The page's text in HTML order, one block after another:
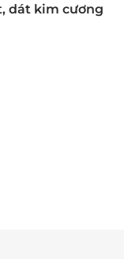
dát kim cương